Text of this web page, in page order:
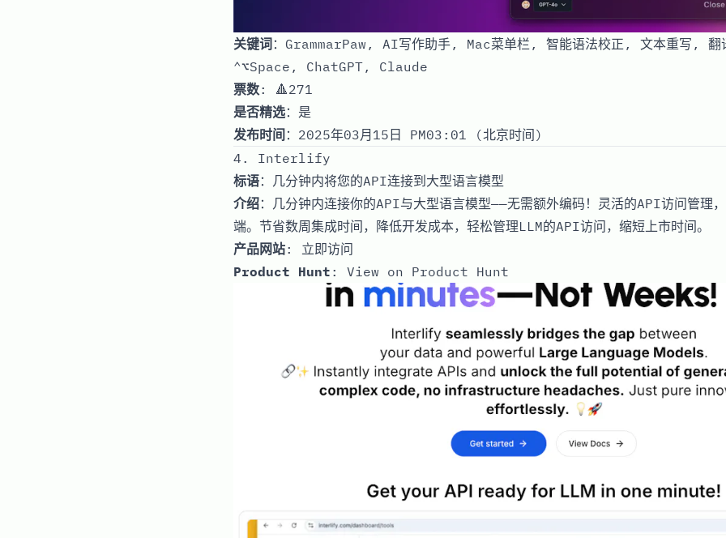
关键词：GrammarPaw, AI写作助手, Mac菜单栏, 智能语法校正, 文本重写,
⌃⌥Space, ChatGPT, Claude
票数: 🔺271
是否精选：是
发布时间 ：2025年03月15日 PM03:01 (北京时间)
4. Interlify
标语：几分钟内将您的API连接到大型语言模型
介绍：几分钟内连接你的API与大型语言模型——无需额外编码！灵活的API访问管理
端。节省数周集成时间，降低开发成本，轻松管理LLM的API访问，缩短上市时间。
产品网站: 立即访问
Product Hunt : View on Product Hunt